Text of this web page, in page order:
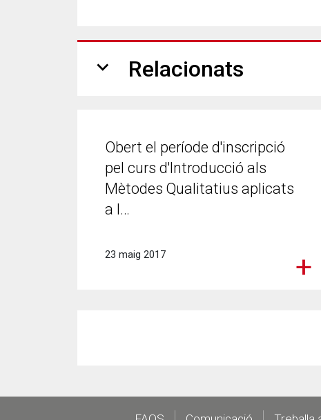
expand_more Relacionats
Obert el període d'inscripció
pel curs d'Introducció als
Mètodes Qualitatius aplicats
a l…
23 maig 2017